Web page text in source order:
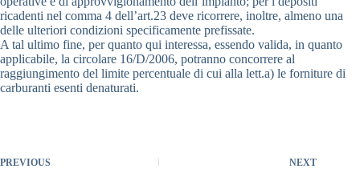
ricadenti nel comma 4 dell’art.23 deve ricorrere, inoltre, almeno una
delle ulteriori condizioni specificamente prefissate.
A tal ultimo fine, per quanto qui interessa, essendo valida, in quanto
applicabile, la circolare 16/D/2006, potranno concorrere al
raggiungimento del limite percentuale di cui alla lett.a) le forniture di
carburanti esenti denaturati.
PREVIOUS NEXT